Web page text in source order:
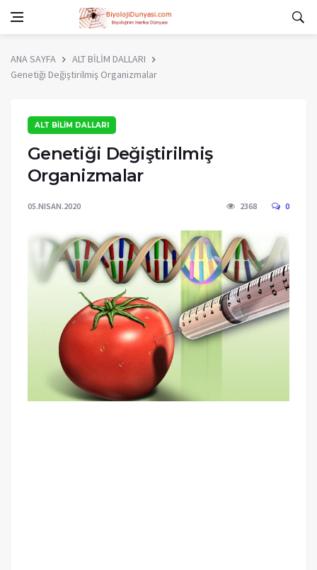
ANA SAYFA
ALT BİLİM DALLARI
Genetiği Değiştirilmiş Organizmalar
ALT BİLİM DALLARI
Genetiği Değiştirilmiş
Organizmalar
05.NISAN.2020 2368 0